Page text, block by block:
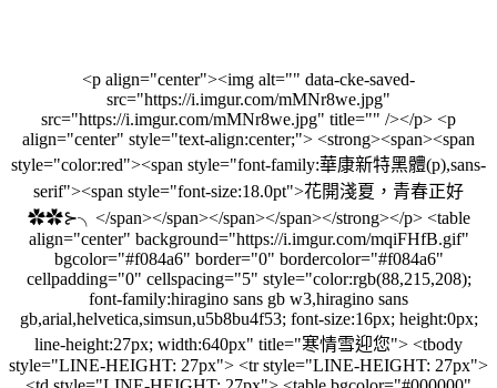
<p align="center"><img alt="" data-cke-saved-
src="https://i.imgur.com/mMNr8we.jpg"
src="https://i.imgur.com/mMNr8we.jpg" title="" /></p> <p
align="center" style="text-align:center;"> <strong><span><span
style="color:red"><span style="font-family:華康新特黑體(p),sans-
serif"><span style="font-size:18.0pt">花開淺夏，青春正好
✿✿⊱╮</span></span></span></span></strong></p> <table
align="center" background="https://i.imgur.com/mqiFHfB.gif"
bgcolor="#f084a6" border="0" bordercolor="#f084a6"
cellpadding="0" cellspacing="5" style="color:rgb(88,215,208);
font-family:hiragino sans gb w3,hiragino sans
gb,arial,helvetica,simsun,u5b8bu4f53; font-size:16px; height:0px;
line-height:27px; width:640px" title="寒情雪迎您"> <tbody
style="LINE-HEIGHT: 27px"> <tr style="LINE-HEIGHT: 27px">